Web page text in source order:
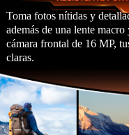
Toma fotos nítidas y
además de una lente
cámara frontal de 16 MP,
claras.